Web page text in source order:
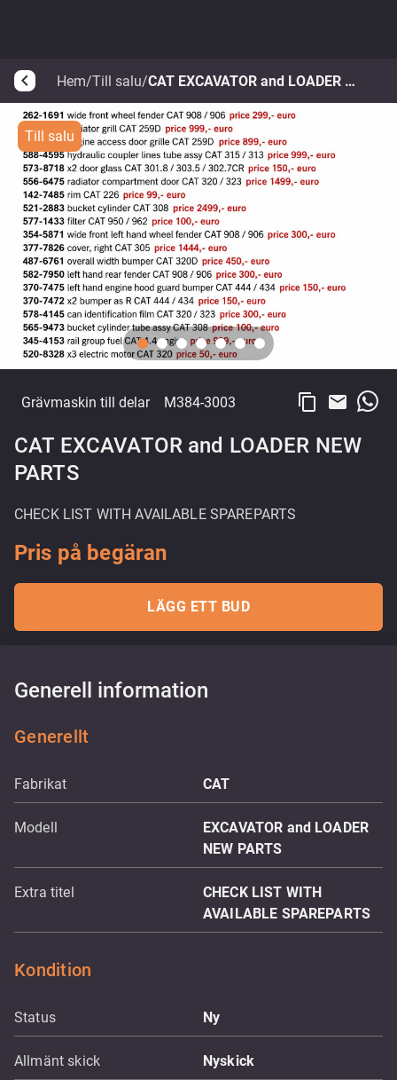
arrow_back_ios Hem/Till salu/ CAT EXCAVATOR and LOADER NEW PARTS
Till salu
Grävmaskin till delar M384-3003 content_copy email
CAT EXCAVATOR and LOADER NEW
PARTS
CHECK LIST WITH AVAILABLE SPAREPARTS
Pris på begäran
LÄGG ETT BUD
Generell information
Generellt
Fabrikat CAT
Modell
EXCAVATOR and LOADER
NEW PARTS
Extra titel
CHECK LIST WITH
AVAILABLE SPAREPARTS
Kondition
Status Ny
Allmänt skick Nyskick